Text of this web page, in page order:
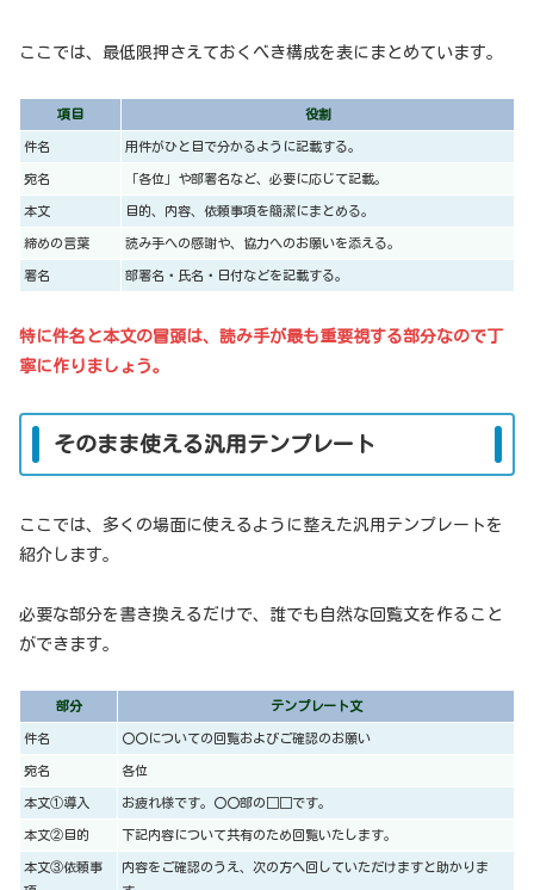
ここでは、最低限押さえておくべき構成を表にまとめています。
項目 役割
件名 用件がひと目で分かるように記載する。
宛名 「各位」や部署名など、必要に応じて記載。
本文 目的、内容、依頼事項を簡潔にまとめる。
締めの言葉 読み手への感謝や、協力へのお願いを添える。
署名 部署名・氏名・日付などを記載する。
特に件名と本文の冒頭は、読み手が最も重要視する部分なので丁
寧に作りましょう。
そのまま使える汎用テンプレート
ここでは、多くの場面に使えるように整えた汎用テンプレートを
紹介します。
必要な部分を書き換えるだけで、誰でも自然な回覧文を作ること
ができます。
部分 テンプレート文
件名 〇〇についての回覧およびご確認のお願い
宛名 各位
本文①導入 お疲れ様です。〇〇部の□□です。
本文②目的 下記内容について共有のため回覧いたします。
本文③依頼事
内容をご確認のうえ、次の方へ回していただけますと助かりま